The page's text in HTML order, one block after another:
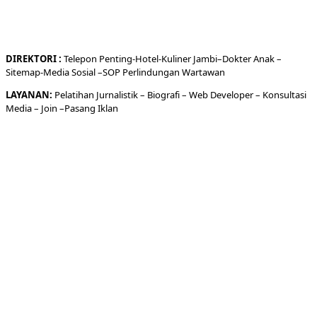
DIREKTORI: Telepon Penting-Hotel-KulinerJambi–DokterAnak –
Sitemap-Media Sosial –SOP Perlindungan Wartawan
LAYANAN: Pelatihan Jurnalistik – Biografi– Web Developer– Konsultasi
Media– Join –Pasang Iklan